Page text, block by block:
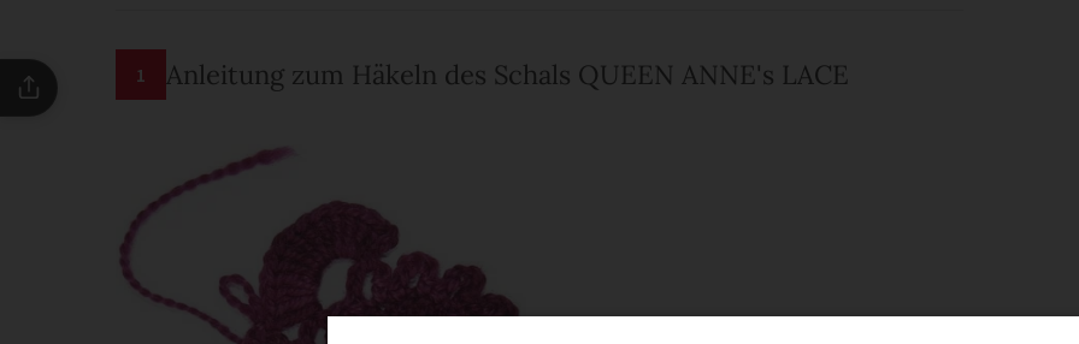
1 Anleitung zum Häkeln des Schals QUEEN ANNE's LACE